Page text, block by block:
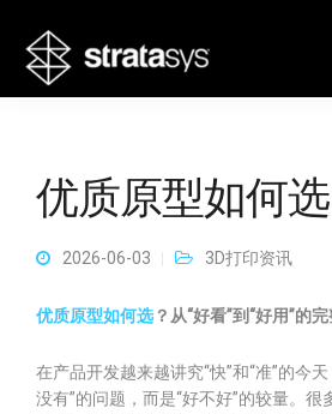
优质原型如何选
2026-06-03 3D打印资讯
优质原型如何选？从“好看”到“好用”的
在产品开发越来越讲究“快”和“准”的今
没有”的问题，而是“好不好”的较量。很